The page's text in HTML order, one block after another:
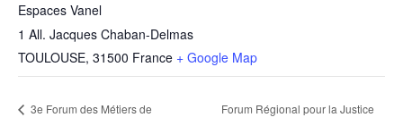
Espaces Vanel
1 All. Jacques Chaban-Delmas
TOULOUSE, 31500 France + Google Map
3e Forum des Métiers de
Forum Régional pour la Justice